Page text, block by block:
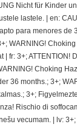
Nicht für Kinder
lastele. | en:
para menores de
WARNING!
3+; ATTENTION!
Choking
36 months.; 3+;
3+;
Rischio di
vecumam. | lv: